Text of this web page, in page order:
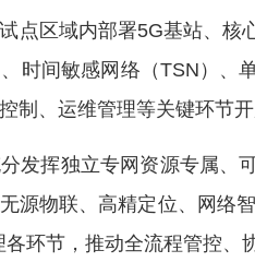
点区域内部署5G基站、核
时间敏感网络（TSN）、
制、运维管理等关键环节开
发挥独立专网资源专属、
源物联、高精定位、网络
环节，推动全流程管控、